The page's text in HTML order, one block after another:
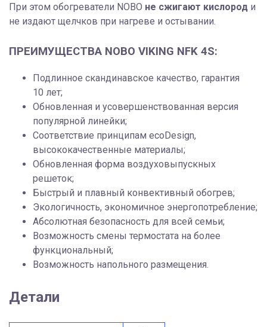
При этом обогреватели NOBO не сжигают кислород и
не издают щелчков при нагреве и остывании.
ПРЕИМУЩЕСТВА NOBO VIKING NFK 4S:
Подлинное скандинавское качество, гарантия
10 лет;
Обновленная и усовершенствованная версия
популярной линейки;
Соответствие принципам ecoDesign,
высококачественные материалы;
Обновленная форма воздуховыпускных
решеток;
Быстрый и плавный конвективный обогрев;
Экологичность, экономичное энергопотребление;
Абсолютная безопасность для всей семьи;
Возможность смены термостата на более
функциональный;
Возможность напольного размещения.
Детали